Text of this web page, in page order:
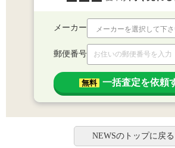
メーカー
郵便番号
無料 一括査定を依頼
NEWSのトップに戻る